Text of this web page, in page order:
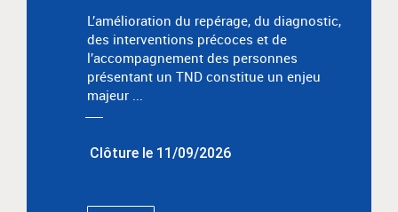
L’amélioration du repérage, du diagnostic,
des interventions précoces et de
l’accompagnement des personnes
présentant un TND constitue un enjeu
majeur ...
Clôture le 11/09/2026